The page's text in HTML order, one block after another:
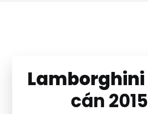
Lamborghini
cán 2015